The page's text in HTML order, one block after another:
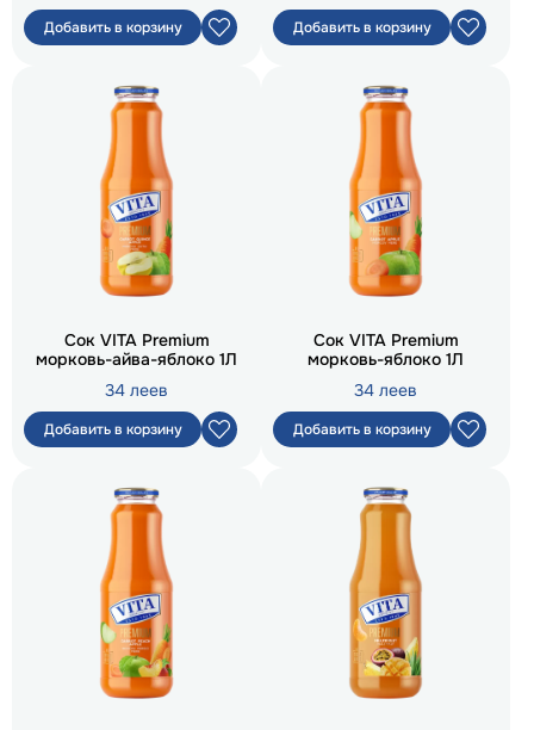
Добавить в корзину Добавить в корзину
Сок VITA Premium
морковь-айва-яблоко 1Л
34 леев
Добавить в корзину
Сок VITA Premium
морковь-яблоко 1Л
34 леев
Добавить в корзину